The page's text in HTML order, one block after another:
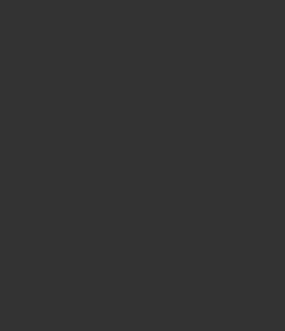
and upload 0 more photos